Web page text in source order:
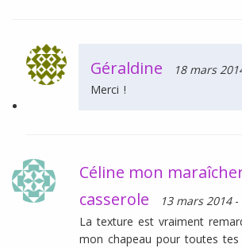
Géraldine
18 mars
Merci !
Céline mon
casserole
13 mars 2014 -
La texture est vraiment
mon chapeau pour toutes tes